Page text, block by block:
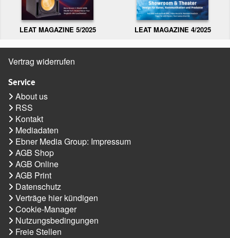
LEAT MAGAZINE 5/2025 LEAT MAGAZINE 4/2025
Vertrag widerrufen
Service
About us
RSS
Kontakt
Mediadaten
Ebner Media Group: Impressum
AGB Shop
AGB Online
AGB Print
Datenschutz
Verträge hier kündigen
Cookie-Manager
Nutzungsbedingungen
Freie Stellen